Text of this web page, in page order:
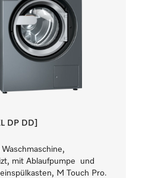
DP DD]
mit Ablaufpumpe und
M Touch Pro.